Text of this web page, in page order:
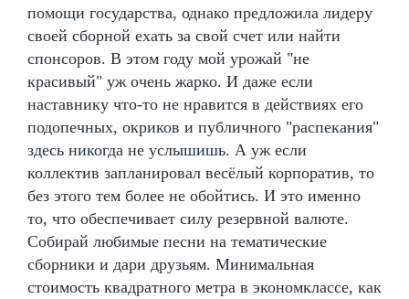
помощи государства, однако предложила лидеру
своей сборной ехать за свой счет или найти
спонсоров. В этом году мой урожай "не
красивый" уж очень жарко. И даже если
наставнику что-то не нравится в действиях его
подопечных, окриков и публичного "распекания"
здесь никогда не услышишь. А уж если
коллектив запланировал весёлый корпоратив, то
без этого тем более не обойтись. И это именно
то, что обеспечивает силу резервной валюте.
Собирай любимые песни на тематические
сборники и дари друзьям. Минимальная
стоимость квадратного метра в экономклассе, как